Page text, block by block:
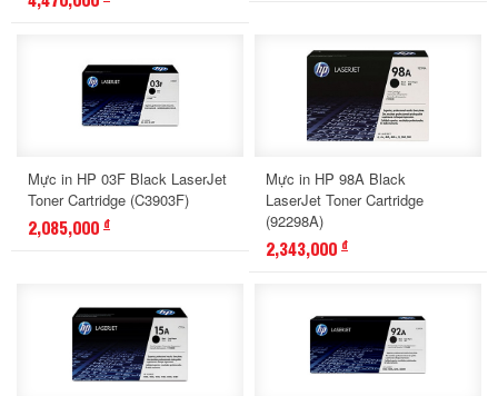
Mực in HP 03F Black LaserJet
Toner Cartridge (C3903F)
2,085,000 đ
Mực in HP 98A Black
LaserJet Toner Cartridge
(92298A)
2,343,000 đ